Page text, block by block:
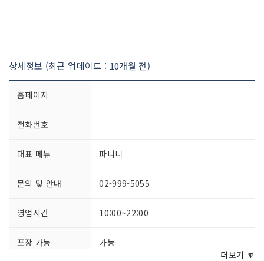
상세정보 (최근 업데이트 : 10개월 전)
홈페이지
전화번호
대표 메뉴 파니니
문의 및 안내 02-999-5055
영업시간 10:00~22:00
포장 가능 가능
더보기 🔽